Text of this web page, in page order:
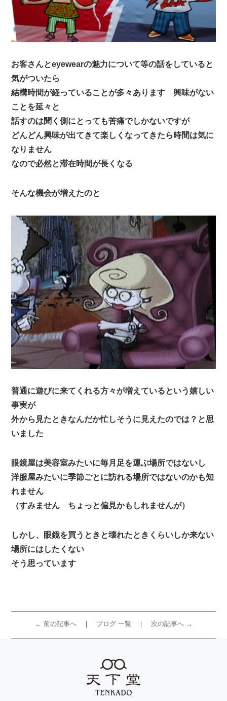
お客さんとeyewearの魅力について等の話をしていると
気がついたら
結構時間が経っていることが多々あります 興味がない
ことを延々と
話すのは聞く側にとっても苦痛でしかないですが
どんどん興味が出てきて楽しくなってきたら時間は気に
なりません
なので必然と滞在時間が長くなる
そんな機会が増えたのと
普通に遊びに来てくれる方々が増えているという嬉しい
事実が
外から見たときなんだか忙しそうに見えたのでは？と思
いました
眼鏡屋は美容室みたいに毎月足を運ぶ場所ではないし
洋服屋みたいに季節ごとに訪れる場所ではないのかも知
れません
（すみません ちょっと偏見かもしれませんが）
しかし、眼鏡を買うときと壊れたときくらいしか来ない
場所にはしたくない
そう思っています
← 前の記事へ ブログ 一覧 次の記事へ →